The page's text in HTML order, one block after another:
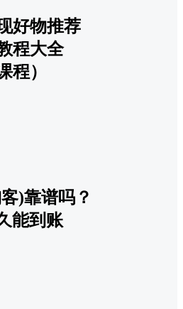
好物推荐
程大全
程）
)靠谱吗？
能到账